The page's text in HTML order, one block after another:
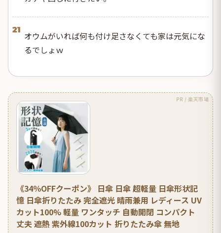
21
オウムがいれば何も付け足さなくても家は元気にな
るでしょｗ
PR / 楽天市場
《34％OFFクーポン》 日傘 日傘 超軽量 日傘形状記
憶 日傘折りたたみ 完全遮光 晴雨兼用 レディース UV
カット100% 軽量 ワンタッチ 自動開閉 コンパクト
丈夫 遮熱 紫外線100カット 折りたたみ傘 無地